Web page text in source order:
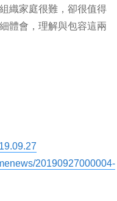
織家庭很難，卻很值得
體會，理解與包容這兩
20190927000004-